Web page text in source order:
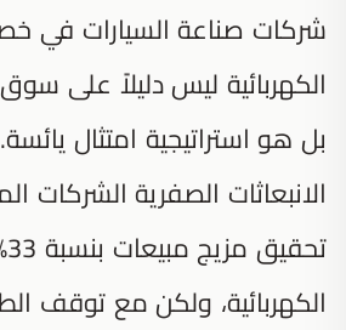
شركات صناعة السيارات في
الكهربائية ليس دليلاً على
بل هو استراتيجية امتثال
الانبعاثات الصفرية الشركات
الكهربائية، ولكن مع توقف